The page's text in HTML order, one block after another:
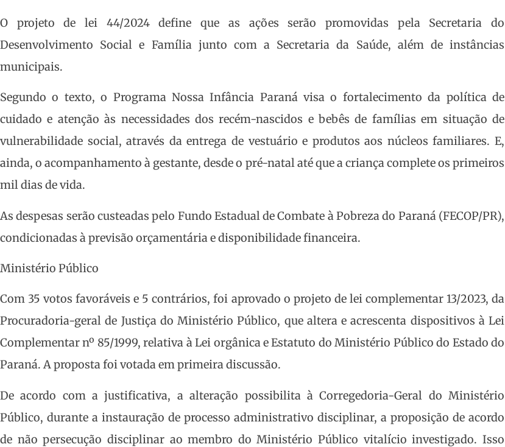
O projeto de lei 44/2024 define que as ações serão promovidas pela Secretaria do
Desenvolvimento Social e Família junto com a Secretaria da Saúde, além de instâncias
municipais.
Segundo o texto, o Programa Nossa Infância Paraná visa o fortalecimento da política de
cuidado e atenção às necessidades dos recém-nascidos e bebês de famílias em situação de
vulnerabilidade social, através da entrega de vestuário e produtos aos núcleos familiares. E,
ainda, o acompanhamento à gestante, desde o pré-natal até que a criança complete os primeiros
mil dias de vida.
As despesas serão custeadas pelo Fundo Estadual de Combate à Pobreza do Paraná (FECOP/PR),
condicionadas à previsão orçamentária e disponibilidade financeira.
Ministério Público
Com 35 votos favoráveis e 5 contrários, foi aprovado o projeto de lei complementar 13/2023, da
Procuradoria-geral de Justiça do Ministério Público, que altera e acrescenta dispositivos à Lei
Complementar nº 85/1999, relativa à Lei orgânica e Estatuto do Ministério Público do Estado do
Paraná. A proposta foi votada em primeira discussão.
De acordo com a justificativa, a alteração possibilita à Corregedoria-Geral do Ministério
Público, durante a instauração de processo administrativo disciplinar, a proposição de acordo
de não persecução disciplinar ao membro do Ministério Público vitalício investigado. Isso